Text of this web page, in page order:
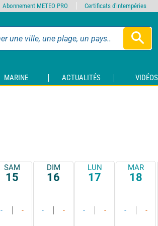
MARINE ACTUALITÉS VIDÉOS
SAM
15
- -
DIM
16
- -
LUN
17
- -
MAR
18
- -
Abonnement METEO PRO Certificats d'intempéries